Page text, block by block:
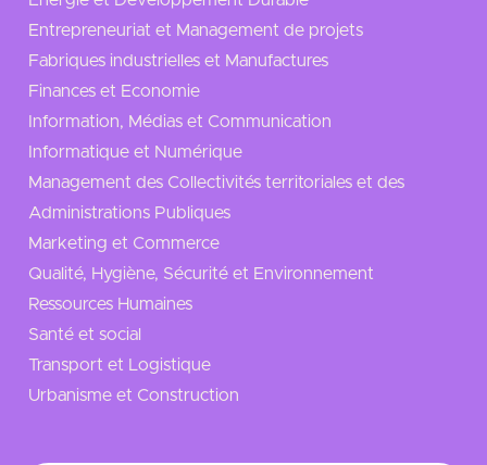
Entrepreneuriat et Management de projets
Fabriques industrielles et Manufactures
Finances et Economie
Information, Médias et Communication
Informatique et Numérique
Management des Collectivités territoriales et des
Administrations Publiques
Marketing et Commerce
Qualité, Hygiène, Sécurité et Environnement
Ressources Humaines
Santé et social
Transport et Logistique
Urbanisme et Construction